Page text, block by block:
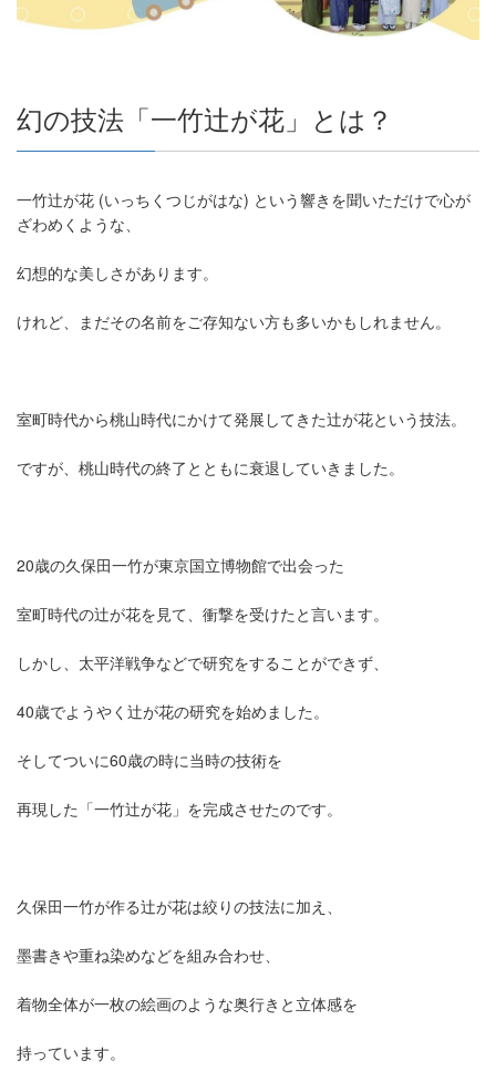
幻の技法「一竹辻が花」とは？
一竹辻が花 (いっちくつじがはな) という響きを聞いただけで心が
ざわめくような、
幻想的な美しさがあります。
けれど、まだその名前をご存知ない方も多いかもしれません。
室町時代から桃山時代にかけて発展してきた辻が花という技法。
ですが、桃山時代の終了とともに衰退していきました。
20歳の久保田一竹が東京国立博物館で出会った
室町時代の辻が花を見て、衝撃を受けたと言います。
しかし、太平洋戦争などで研究をすることができず、
40歳でようやく辻が花の研究を始めました。
そしてついに60歳の時に当時の技術を
再現した「一竹辻が花」を完成させたのです。
久保田一竹が作る辻が花は絞りの技法に加え、
墨書きや重ね染めなどを組み合わせ、
着物全体が一枚の絵画のような奥行きと立体感を
持っています。